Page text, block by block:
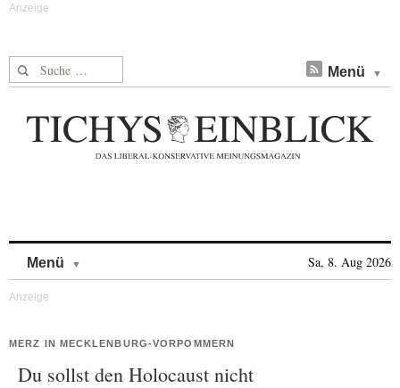
Suche nach: Menü
Menü Sa, 8. Aug 2026
MERZ IN MECKLENBURG-VORPOMMERN
Du sollst den Holocaust nicht